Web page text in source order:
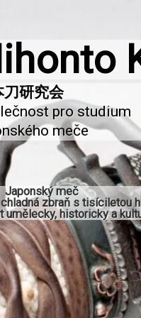
pro studium
meče
Japonský meč
zbraň s tisíciletou
historicky a